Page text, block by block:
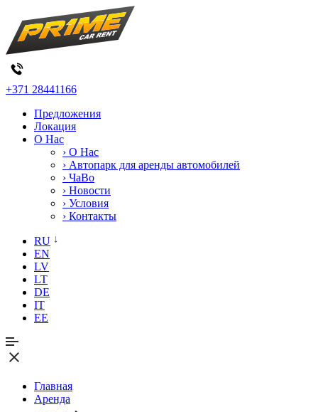
+371 28441166
Предложения
Локация
О Нас
› О Нас
› Автопарк для аренды автомобилей
› ЧаВо
› Новости
› Условия
› Контакты
RU
EN
LV
LT
DE
IT
EE
Главная
Аренда